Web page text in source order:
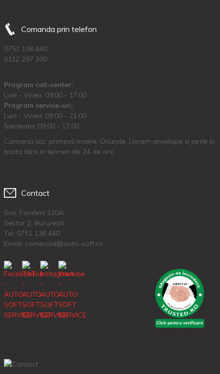
Comanda prin telefon
0751 136 440
0312 287 300
Program call-center:
Luni - Vineri: 09:00 - 17:00
Program service-uri:
Luni - Vineri: 09.00 - 21:00
Sambata: 09:00 - 17:00
Comanzi azi, primesti maine. Oriunde. Livram anvelope si jante in
toata tara in termen de 24 de ore.
Contact
Sos. Fundeni 120A
Sector 2, Bucuresti
Tel: 0751 136 440
Email: comercial@auto-soft.ro